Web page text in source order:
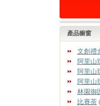
產品櫥窗
文創禮
阿里山
阿里山
阿里山
林園御
比賽茶